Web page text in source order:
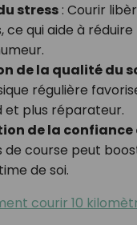
stress: Courir
ce qui aide à
de la qualité du
régulière
et plus réparateur.
de la confiance
de course peut
de soi.
courir 10